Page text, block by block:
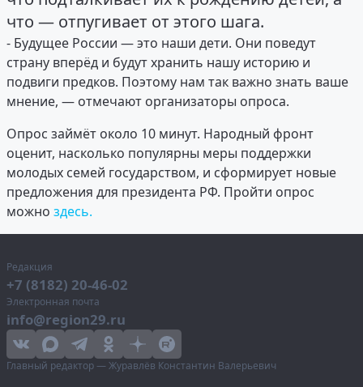
что — отпугивает от этого шага.
- Будущее России — это наши дети. Они поведут
страну вперёд и будут хранить нашу историю и
подвиги предков. Поэтому нам так важно знать ваше
мнение, — отмечают организаторы опроса.
Опрос займёт около 10 минут. Народный фронт
оценит, насколько популярны меры поддержки
молодых семей государством, и сформирует новые
предложения для президента РФ. Пройти опрос
можно здесь.
Редакция
+7 (8182) 20-46-02
Электронная почта
info@region29.ru
Главный редактор — Журавлёв Константин Валерьевич